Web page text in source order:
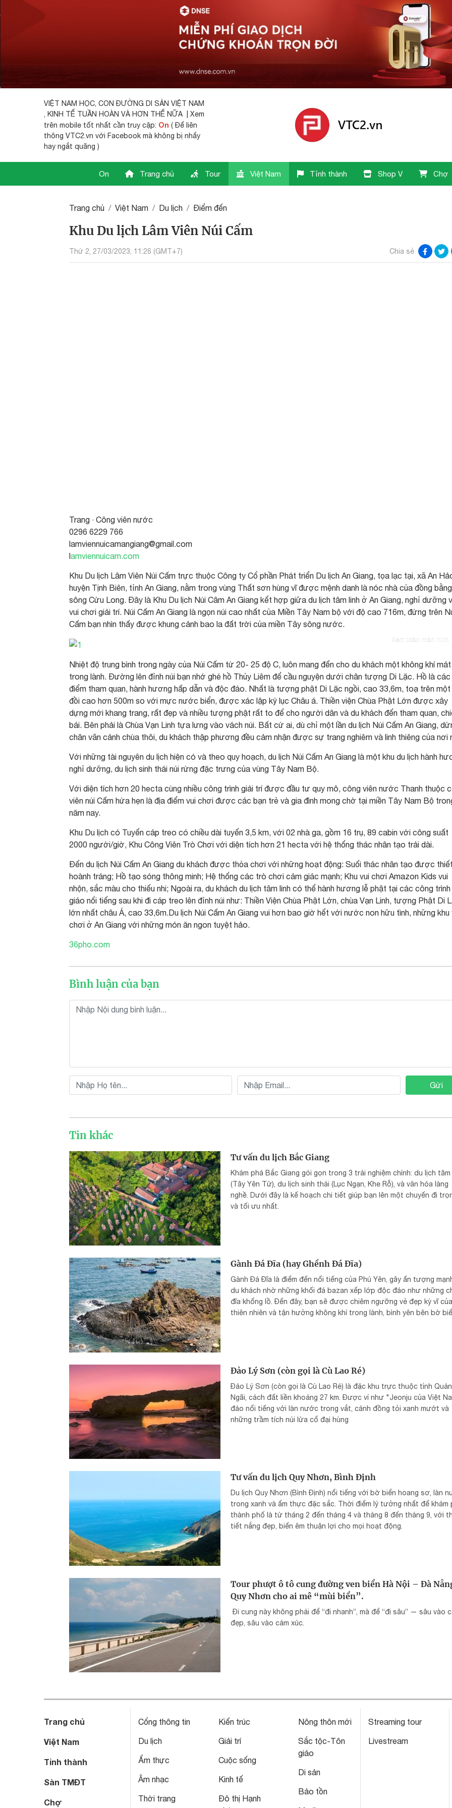
VIỆT NAM HỌC, CON ĐƯỜNG DI SẢN VIỆT NAM
, KINH TẾ TUẦN HOÀN VÀ HƠN THẾ NỮA | Xem
trên mobile tốt nhất cần truy cập: On ( Để liên
thông VTC2.vn với Facebook mà không bị nhẩy
hay ngắt quãng )
On Trang chủ Tour Việt Nam Tỉnh thành Shop V Chợ
Trang chủ Việt Nam Du lịch Điểm đến
Khu Du lịch Lâm Viên Núi Cấm
Thứ 2, 27/03/2023, 11:26 (GMT+7) Chia sẻ
Trang · Công viên nước
0296 6229 766
lamviennuicamangiang@gmail.com
lamviennuicam.com
Khu Du lịch Lâm Viên Núi Cấm trực thuộc Công ty Cổ phần Phát triển Du lịch An Giang, tọa lạc tại, xã An
huyện Tịnh Biên, tỉnh An Giang, nằm trong vùng Thất sơn hùng vĩ được mệnh danh là nóc nhà của đồng bằng
sông Cửu Long. Đây là Khu Du lịch Núi Câm An Giang kết hợp giữa du lịch tâm linh ở An Giang, nghỉ dưỡng
vui chơi giải trí. Núi Cấm An Giang là ngọn núi cao nhất của Miền Tây Nam bộ với độ cao 716m, đứng trên
Cấm bạn nhìn thấy được khung cảnh bao la đất trời của miền Tây sông nước.
Xem toàn màn hình
Nhiệt độ trung bình trong ngày của Núi Cấm từ 20- 25 độ C, luôn mang đến cho du khách một không khí
trong lành. Đường lên đỉnh núi bạn nhớ ghé hồ Thủy Liêm để cầu nguyện dưới chân tượng Di Lặc. Hồ là các
điểm tham quan, hành hương hấp dẫn và độc đáo. Nhất là tượng phật Di Lặc ngồi, cao 33,6m, toạ trên một
đồi cao hơn 500m so với mực nước biển, được xác lập kỷ lục Châu á. Thiền viện Chùa Phật Lớn được xây
dựng mới khang trang, rất đẹp và nhiều tượng phật rất to để cho người dân và du khách đến tham quan,
bái. Bên phải là Chùa Vạn Linh tựa lưng vào vách núi. Bất cứ ai, dù chỉ một lần du lịch Núi Cấm An Giang,
chân vãn cảnh chùa thôi, du khách thập phương đều cảm nhận được sự trang nghiêm và linh thiêng của nơi
Với những tài nguyên du lịch hiện có và theo quy hoạch, du lịch Núi Cấm An Giang là một khu du lịch hành
nghỉ dưỡng, du lịch sinh thái núi rừng đặc trưng của vùng Tây Nam Bộ.
Với diện tích hơn 20 hecta cùng nhiều công trình giải trí được đầu tư quy mô, công viên nước Thanh thuộc
viên núi Cấm hứa hẹn là địa điểm vui chơi được các bạn trẻ và gia đình mong chờ tại miền Tây Nam Bộ
năm nay.
Khu Du lịch có Tuyến cáp treo có chiều dài tuyến 3,5 km, với 02 nhà ga, gồm 16 trụ, 89 cabin với công suất
2000 người/giờ, Khu Công Viên Trò Chơi với diện tích hơn 21 hecta với hệ thống thác nhân tạo trải dài.
Đến du lịch Núi Cấm An Giang du khách được thỏa chơi với những hoạt động: Suối thác nhân tạo được
hoành tráng; Hồ tạo sóng thông minh; Hệ thống các trò chơi cảm giác mạnh; Khu vui chơi Amazon Kids vui
nhộn, sắc màu cho thiếu nhi; Ngoài ra, du khách du lịch tâm linh có thể hành hương lễ phật tại các công
giáo nổi tiếng sau khi đi cáp treo lên đỉnh núi như: Thiền Viện Chùa Phật Lớn, chùa Vạn Linh, tượng Phật Di
lớn nhất châu Á, cao 33,6m.Du lịch Núi Cấm An Giang vui hơn bao giờ hết với nước non hữu tình, những khu
chơi ở An Giang với những món ăn ngon tuyệt hảo.
36pho.com
Bình luận của bạn
Gửi
Tin khác
Tư vấn du lịch Bắc Giang
Khám phá Bắc Giang gói gọn trong 3 trải nghiệm chính: du lịch tâm
(Tây Yên Tử), du lịch sinh thái (Lục Ngạn, Khe Rỗ), và văn hóa làng
nghề. Dưới đây là kế hoạch chi tiết giúp bạn lên một chuyến đi
và tối ưu nhất.
Gành Đá Đĩa (hay Ghềnh Đá Đĩa)
Gành Đá Đĩa là điểm đến nổi tiếng của Phú Yên, gây ấn tượng
du khách nhờ những khối đá bazan xếp lớp độc đáo như những
đĩa khổng lồ. Đến đây, bạn sẽ được chiêm ngưỡng vẻ đẹp kỳ vĩ của
thiên nhiên và tận hưởng không khí trong lành, bình yên bên bờ
Đảo Lý Sơn (còn gọi là Cù Lao Ré)
Đảo Lý Sơn (còn gọi là Cù Lao Ré) là đặc khu trực thuộc tỉnh
Ngãi, cách đất liền khoảng 27 km. Được ví như "Jeonju của Việt
đảo nổi tiếng với làn nước trong vắt, cánh đồng tỏi xanh mướt và
những trầm tích núi lửa cổ đại hùng
Tư vấn du lịch Quy Nhơn, Bình Định
Du lịch Quy Nhơn (Bình Định) nổi tiếng với bờ biển hoang sơ, làn
trong xanh và ẩm thực đặc sắc. Thời điểm lý tưởng nhất để khám
thành phố là từ tháng 2 đến tháng 4 và tháng 8 đến tháng 9, với
tiết nắng đẹp, biển êm thuận lợi cho mọi hoạt động.
Tour phượt ô tô cung đường ven biển Hà Nội – Đà
Quy Nhơn cho ai mê “mùi biển”.
Đi cung này không phải để “đi nhanh”, mà để “đi sâu” — sâu vào
đẹp, sâu vào cảm xúc.
Trang chủ
Việt Nam
Tỉnh thành
Sàn TMĐT
Chợ
Cổng thông tin
Du lịch
Ẩm thực
Âm nhạc
Thời trang
Kiến trúc
Giải trí
Cuộc sống
Kinh tế
Đô thị Hạnh
Nông thôn mới
Sắc tộc-Tôn
giáo
Di sản
Bảo tồn
Streaming tour
Livestream